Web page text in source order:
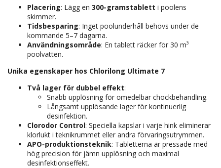
Placering: Lägg en 300-gramstablett i poolens
skimmer.
Tidsbesparing: Inget poolunderhåll behövs under de
kommande 5–7 dagarna.
Användningsområde: En tablett räcker för 30 m³
poolvatten.
Unika egenskaper hos Chlorilong Ultimate 7
Två lager för dubbel effekt:
Snabb upplösning för omedelbar chockbehandling.
Långsamt upplösande lager för kontinuerlig
desinfektion.
Clorodor Control: Speciella kapslar i varje hink eliminerar
klorlukt i teknikrummet eller andra förvaringsutrymmen.
APO-produktionsteknik: Tabletterna är pressade med
hög precision för jämn upplösning och maximal
desinfektionseffekt.